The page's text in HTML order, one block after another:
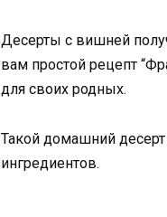
Десерты с вишней
вам простой рецепт
для своих родных.
Такой домашний
ингредиентов.